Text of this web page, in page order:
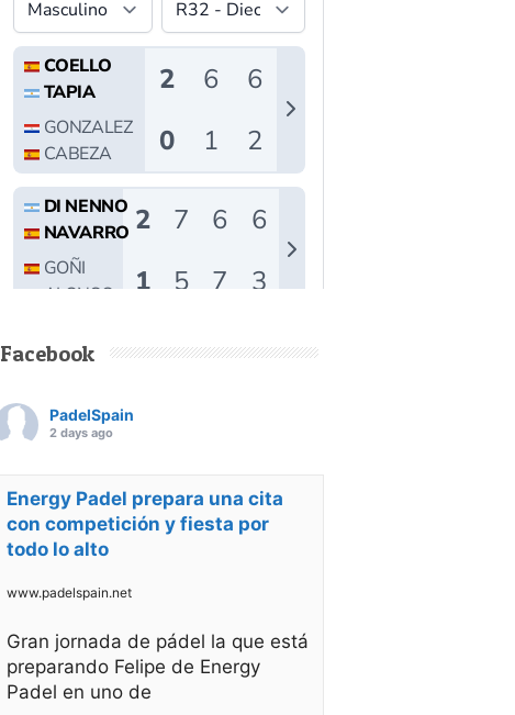
Facebook
PadelSpain
2 days ago
Energy Padel prepara una cita
con competición y fiesta por
todo lo alto
www.padelspain.net
Gran jornada de pádel la que está
preparando Felipe de Energy
Padel en uno de